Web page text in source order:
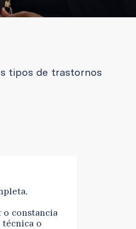
tipos de trastornos
constancia
o